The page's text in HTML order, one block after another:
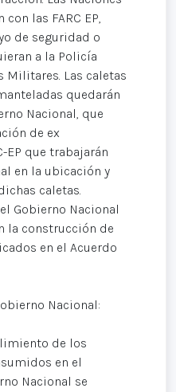
las FARC EP,
de seguridad o
a la Policía
Militares. Las caletas
quedarán
Nacional, que
de ex
EP que trabajarán
en la ubicación y
caletas.
Gobierno Nacional
la construcción de
en el Acuerdo
Nacional:
de los
en el
Nacional se